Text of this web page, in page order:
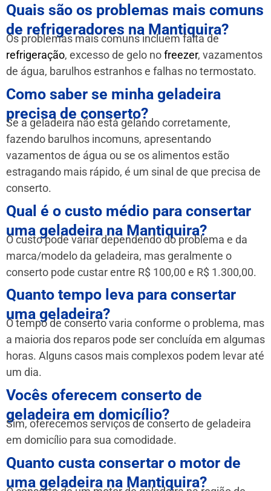
Quais são os problemas mais comuns
de refrigeradores na Mantiquira?
Os problemas mais comuns incluem falta de
refrigeração, excesso de gelo nofreezer, vazamentos
de água, barulhos estranhos e falhas no termostato.
Como saber se minha geladeira
precisa de conserto?
Se a geladeira não está gelando corretamente,
fazendo barulhos incomuns, apresentando
vazamentos de água ou se os alimentos estão
estragando mais rápido, é um sinal de que precisa de
conserto.
Qual é o custo médio para consertar
uma geladeira na Mantiquira?
O custo pode variar dependendo do problema e da
marca/modelo da geladeira, mas geralmente o
conserto pode custar entre R$ 100,00 e R$ 1.300,00.
Quanto tempo leva para consertar
uma geladeira?
O tempo de conserto varia conforme o problema, mas
a maioria dos reparos pode ser concluída em algumas
horas. Alguns casos mais complexos podem levar até
um dia.
Vocês oferecem conserto de
geladeira em domicílio?
Sim, oferecemos serviços de conserto de geladeira
em domicílio para sua comodidade.
Quanto custa consertar o motor de
uma geladeira na Mantiquira?